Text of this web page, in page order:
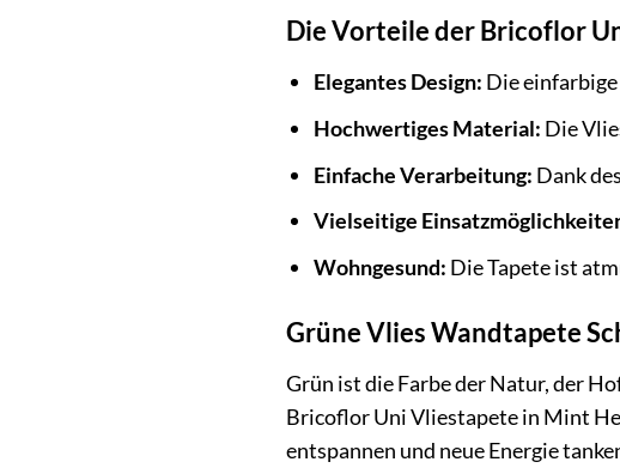
Die Vorteile der Bricoflor
Elegantes Design: Die
Hochwertiges Material: Die
Einfache Verarbeitung: Dank
Vielseitige
Wohngesund: Die Tapete ist
Grüne Vlies Wandtapete
Grün ist die Farbe der Natur, der
Bricoflor Uni Vliestapete in Mint
entspannen und neue Energie